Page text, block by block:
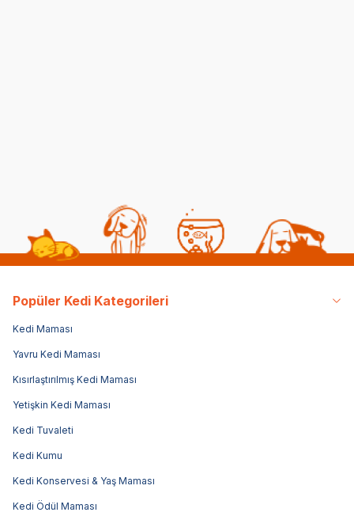
Popüler Kedi Kategorileri
Kedi Maması
Yavru Kedi Maması
Kısırlaştırılmış Kedi Maması
Yetişkin Kedi Maması
Kedi Tuvaleti
Kedi Kumu
Kedi Konservesi & Yaş Maması
Kedi Ödül Maması